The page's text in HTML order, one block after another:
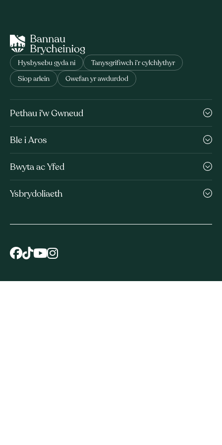
Hysbysebu gyda ni Tanysgrifiwch i’r cylchlythyr
Siop arlein Gwefan yr awdurdod
Pethau i'w Gwneud
Ble i Aros
Bwyta ac Yfed
Ysbrydoliaeth